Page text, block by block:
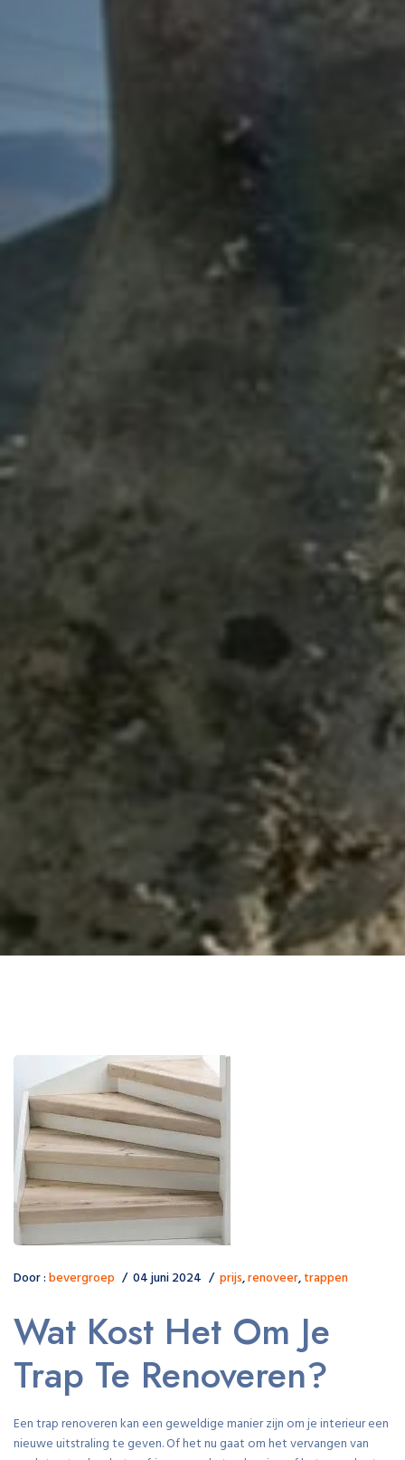
Door :bevergroep 04 juni 2024 prijs,renoveer,trappen
Wat Kost Het Om Je
Trap Te Renoveren?
Een trap renoveren kan een geweldige manier zijn om je interieur een
nieuwe uitstraling te geven. Of het nu gaat om het vervangen van